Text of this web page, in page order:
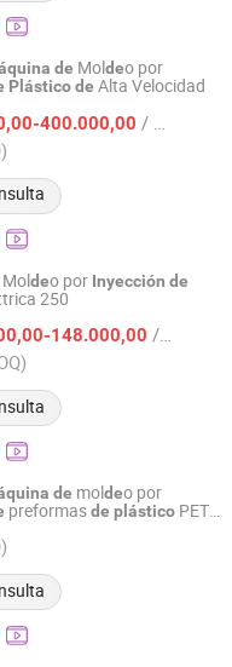
de Moldeo por
Plásticode Alta Velocidad
400.000,00 / Set
Ltd.
2013
Moldeo por Inyección de
250
148.000,00 / Pieza
2025
de moldeo por
preformasde plástico PET
CO., LTD.
2008